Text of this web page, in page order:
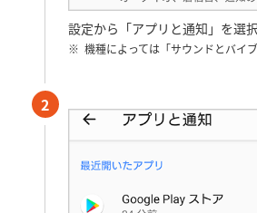
設定から「アプリと通知」を選択
機種によっては「サウンドとバイ
2